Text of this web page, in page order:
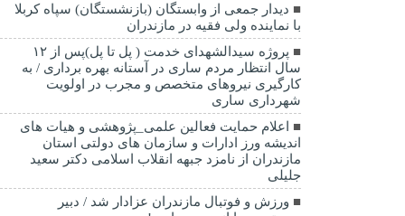
دیدار جمعی از وابستگان (بازنشستگان) سپاه کربلا
با نماینده ولی فقیه در مازندران
پروژه سیدالشهدای خدمت ( پل تا پل)پس از ۱۲
سال انتظار مردم ساری در آستانه بهره برداری / به
کارگیری نیروهای متخصص و مجرب در اولویت
شهرداری ساری
اعلام حمایت فعالین علمی_پژوهشی و هیات های
اندیشه ورز ادارات و سازمان های دولتی استان
مازندران از نامزد جبهه انقلاب اسلامی دکتر سعید
جلیلی
ورزش و فوتبال مازندران عزادار شد / دبیر